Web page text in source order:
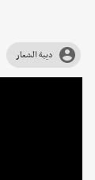
ديبة الشعار